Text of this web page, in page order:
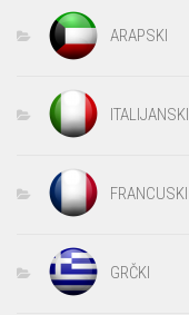
ARAPSKI
ITALIJANSKI
FRANCUSKI
GRČKI